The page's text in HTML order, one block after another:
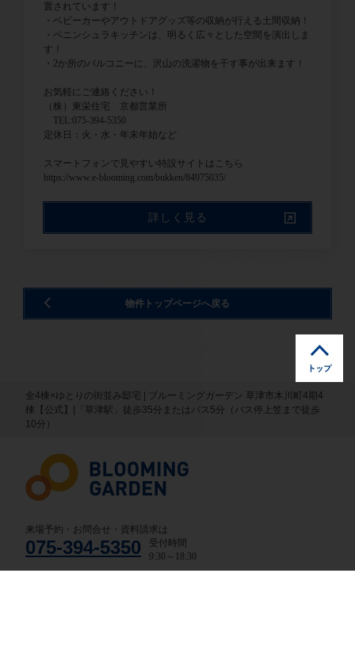
置されています！
・ベビーカーやアウトドアグッズ等の収納が行える土間収納！
・ペニンシュラキッチンは、明るく広々とした空間を演出しま
す！
・2か所のバルコニーに、沢山の洗濯物を干す事が出来ます！
お気軽にご連絡ください！
（株）東栄住宅 京都営業所
TEL:075-394-5350
定休日：火・水・年末年始など
スマートフォンで見やすい特設サイトはこちら
https://www.e-blooming.com/bukken/84975035/
詳しく見る
物件トップページへ戻る
全4棟×ゆとりの街並み邸宅 | ブルーミングガーデン 草津市木川町4期4
棟【公式】|「草津駅」徒歩35分またはバス5分（バス停上笠まで徒歩
10分）
来場予約・お問合せ・資料請求は
075-394-5350
受付時間
9:30～18:30